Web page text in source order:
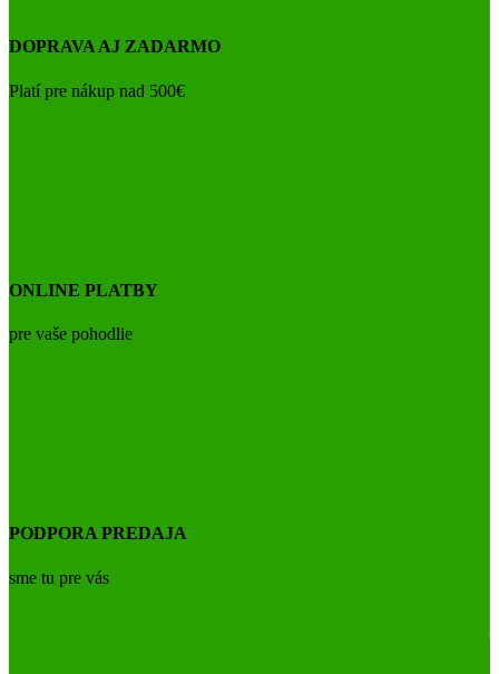
DOPRAVA AJ ZADARMO
Platí pre nákup nad 500€
ONLINE PLATBY
pre vaše pohodlie
PODPORA PREDAJA
sme tu pre vás